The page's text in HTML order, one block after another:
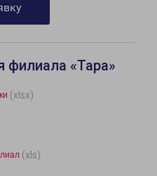
филиала «Тара»
(xlsx)
(xls)